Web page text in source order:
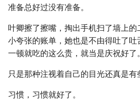
准备总好过没有准备。
叶卿擦了擦嘴，掏出手机扫了墙上
小夸张的账单，她也是不由得吐了
一顿就吃的这么贵，就当是庆祝好了。
只是那种注视着自己的目光还真是有
习惯，习惯就好了。